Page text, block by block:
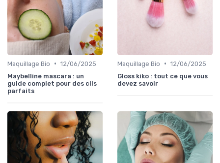
Maquillage Bio • 12/06/2025
Maybelline mascara : un
guide complet pour des cils
parfaits
Maquillage Bio • 12/06/2025
Gloss kiko : tout ce que vous
devez savoir